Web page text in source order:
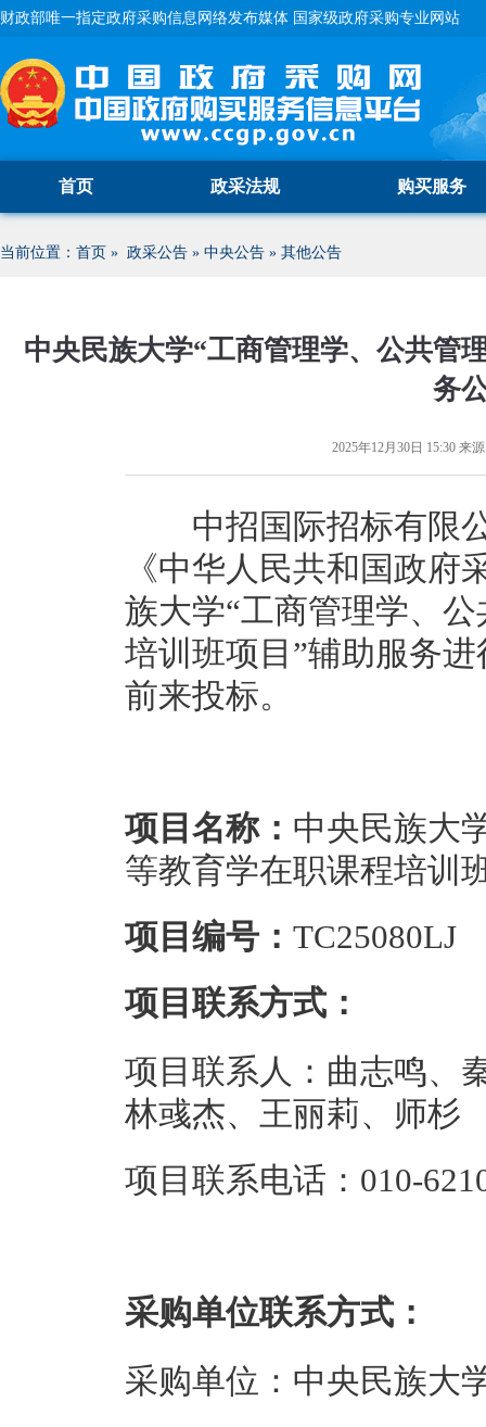
财政部唯一指定政府采购信息网络发布媒体 国家级政府采购专业网站
首页 政采法规 购买服务
当前位置： 首页 » 政采公告 » 中央公告 » 其他公告
中央民族大学“工商管理学、公共管
务
2025年12月30日 15:30 来
中招国际招标有限公
《中华人民共和国政
族大学“工商管理学、
培训班项目”辅助服务
前来投标。
项目名称： 中央民族大
等教育学在职课程培训
项目编号： TC25080LJ
项目联系方式：
项目联系人：曲志鸣、
林彧杰、王丽莉、师杉
项目联系电话：010-
采购单位联系方式：
采购单位：中央民族大